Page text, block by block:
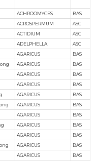
ACHROOMYCES
BAS
ACROSPERMUM
ASC
ACTIDIUM
ASC
ADELPHELLA
ASC
AGARICUS
BAS
AGARICUS
BAS
AGARICUS
BAS
AGARICUS
BAS
AGARICUS
BAS
AGARICUS
BAS
AGARICUS
BAS
AGARICUS
BAS
AGARICUS
BAS
AGARICUS
BAS
AGARICUS
BAS